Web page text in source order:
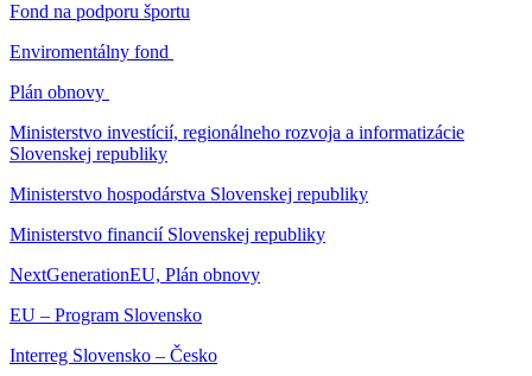
Fond na podporu športu
Enviromentálny fond
Plán obnovy
Ministerstvo investícií, regionálneho rozvoja a informatizácie
Slovenskej republiky
Ministerstvo hospodárstva Slovenskej republiky
Ministerstvo financií Slovenskej republiky
NextGenerationEU, Plán obnovy
EU – Program Slovensko
Interreg Slovensko – Česko